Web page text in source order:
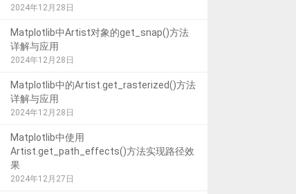
2024年12月28日
Matplotlib中Artist对象的get_snap()方法
详解与应用
2024年12月28日
Matplotlib中的Artist.get_rasterized()方法
详解与应用
2024年12月28日
Matplotlib中使用
Artist.get_path_effects()方法实现路径效
果
2024年12月27日